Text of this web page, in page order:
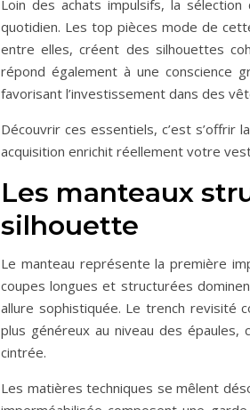
Loin des achats impulsifs, la
quotidien. Les top pièces mode de
entre elles, créent des silhouettes
répond également à une conscience
favorisant l’investissement dans des
Découvrir ces essentiels, c’est s’offrir
acquisition enrichit réellement votre
Les manteaux
silhouette
Le manteau représente la première
coupes longues et structurées
allure sophistiquée. Le trench revisité
plus généreux au niveau des
cintrée.
Les matières techniques se mêlent